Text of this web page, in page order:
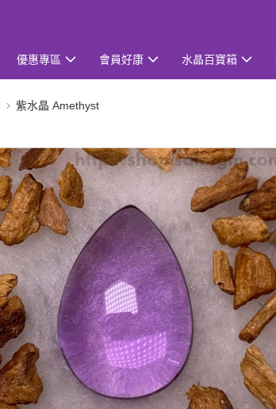
優惠專區 會員好康 水晶百寶箱
紫水晶 Amethyst